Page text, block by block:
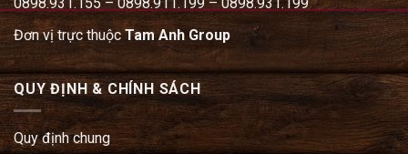
0898.931.155 – 0898.911.199 – 0898.931.199
Đơn vị trực thuộcTam Anh Group
QUY ĐỊNH & CHÍNH SÁCH
Quy định chung